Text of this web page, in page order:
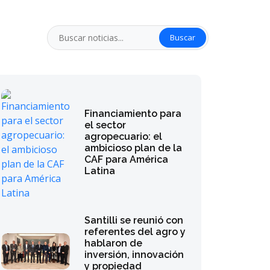
Buscar
Financiamiento para
el sector
agropecuario: el
ambicioso plan de la
CAF para América
Latina
Santilli se reunió con
referentes del agro y
hablaron de
inversión, innovación
y propiedad